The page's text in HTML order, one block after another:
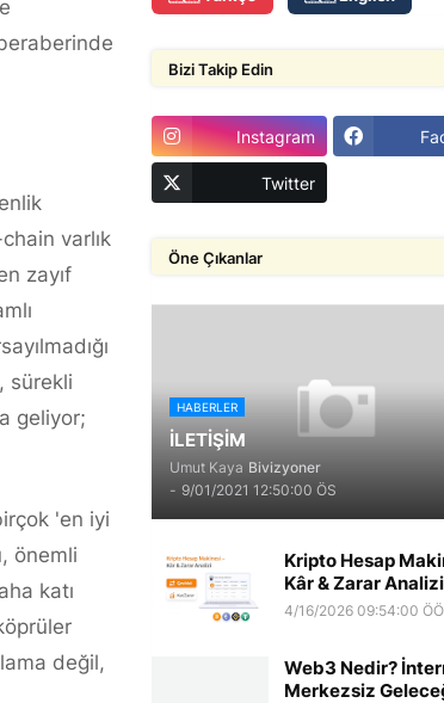
varlık
zayıf
sürekli
geliyor;
'en iyi
önemli
katı
değil,
Bizi Takip Edin
Instagram
Twitter
Öne Çıkanlar
HABERLER
İLETİŞİM
Umut Kaya Bivizyoner
- 9/01/2021 12:50:00 ÖS
Kripto Hesap
Kâr & Zarar Analizi
4/16/2026 09:54:00 ÖÖ
Web3 Nedir?
Merkezsiz